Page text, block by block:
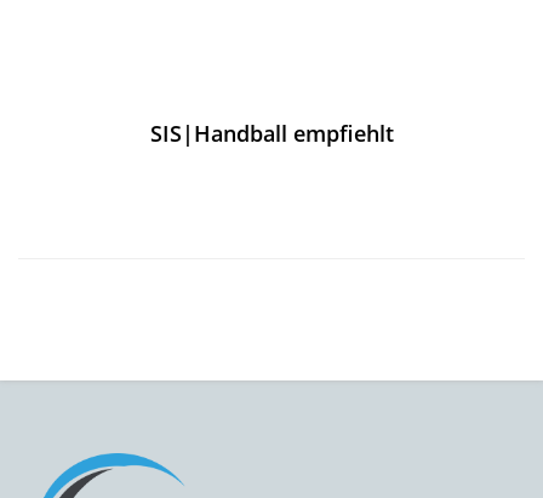
SIS|Handball empfiehlt